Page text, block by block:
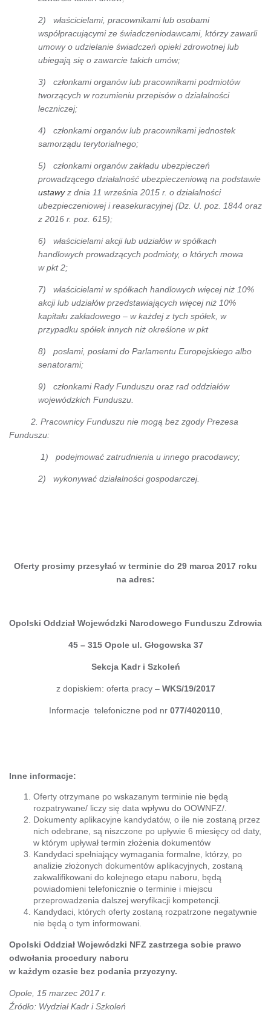
2) właścicielami, pracownikami lub osobami
współpracującymi ze świadczeniodawcami, którzy zawarli
umowy o udzielanie świadczeń opieki zdrowotnej lub
ubiegają się o zawarcie takich umów;
3) członkami organów lub pracownikami podmiotów
tworzących w rozumieniu przepisów o działalności
leczniczej;
4) członkami organów lub pracownikami jednostek
samorządu terytorialnego;
5) członkami organów zakładu ubezpieczeń
prowadzącego działalność ubezpieczeniową na podstawie
ustawyz dnia 11 września 2015 r. o działalności
ubezpieczeniowej i reasekuracyjnej (Dz. U. poz. 1844 oraz
z 2016 r. poz. 615);
6) właścicielami akcji lub udziałów w spółkach
handlowych prowadzących podmioty, o których mowa
w pkt 2;
7) właścicielami w spółkach handlowych więcej niż 10%
akcji lub udziałów przedstawiających więcej niż 10%
kapitału zakładowego – w każdej z tych spółek, w
przypadku spółek innych niż określone w pkt
8) posłami, posłami do Parlamentu Europejskiego albo
senatorami;
9) członkami Rady Funduszu oraz rad oddziałów
wojewódzkich Funduszu.
2. Pracownicy Funduszu nie mogą bez zgody Prezesa
Funduszu:
1) podejmować zatrudnienia u innego pracodawcy;
2) wykonywać działalności gospodarczej.
Oferty prosimy przesyłać w terminie do 29 marca 2017 roku
na adres:
Opolski Oddział Wojewódzki Narodowego Funduszu Zdrowia
45 – 315 Opole ul. Głogowska 37
Sekcja Kadr i Szkoleń
z dopiskiem: oferta pracy – WKS/19/2017
Informacje telefoniczne pod nr 077/4020110,
Inne informacje:
Oferty otrzymane po wskazanym terminie nie będą
rozpatrywane/ liczy się data wpływu do OOWNFZ/.
Dokumenty aplikacyjne kandydatów, o ile nie zostaną przez
nich odebrane, są niszczone po upływie 6 miesięcy od daty,
w którym upływał termin złożenia dokumentów
Kandydaci spełniający wymagania formalne, którzy, po
analizie złożonych dokumentów aplikacyjnych, zostaną
zakwalifikowani do kolejnego etapu naboru, będą
powiadomieni telefonicznie o terminie i miejscu
przeprowadzenia dalszej weryfikacji kompetencji.
Kandydaci, których oferty zostaną rozpatrzone negatywnie
nie będą o tym informowani.
Opolski Oddział Wojewódzki NFZ zastrzega sobie prawo
odwołania procedury naboru
w każdym czasie bez podania przyczyny.
Opole, 15 marzec 2017 r.
Źródło: Wydział Kadr i Szkoleń